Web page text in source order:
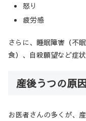
怒り
疲労感
さらに、睡眠障害（不
食）、自殺願望など症
産後うつの原
お医者さんの多くが、